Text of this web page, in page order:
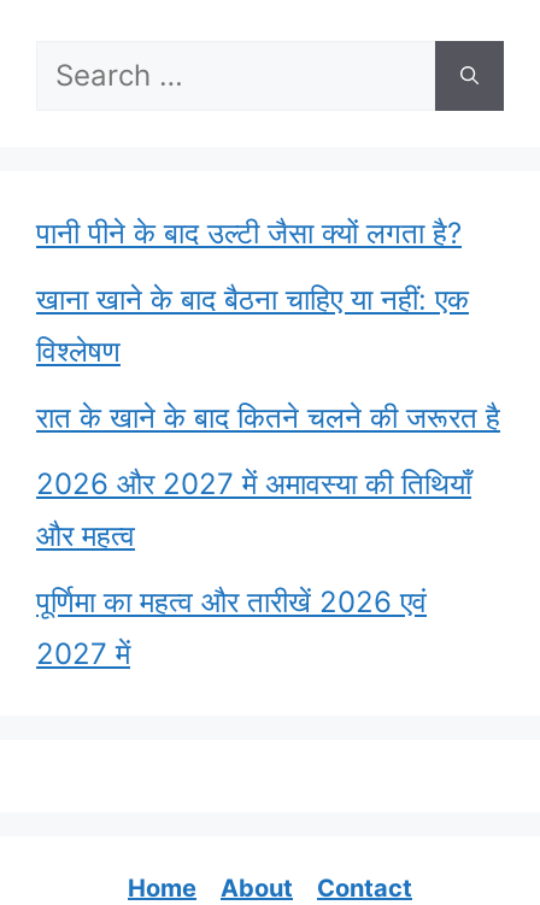
Search
पानी पीने के बाद उल्टी जैसा क्यों लगता है?
खाना खाने के बाद बैठना चाहिए या नहीं: एक
विश्लेषण
रात के खाने के बाद कितने चलने की जरूरत है
2026 और 2027 में अमावस्या की तिथियाँ
और महत्व
पूर्णिमा का महत्व और तारीखें 2026 एवं
2027 में
Home About Contact